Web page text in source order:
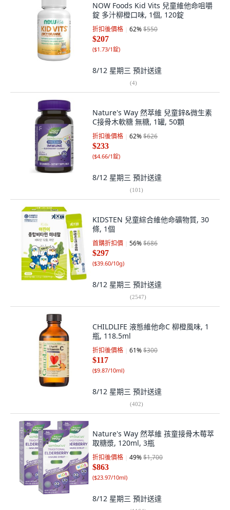
NOW Foods Kid Vits 兒童維他命咀嚼
錠 多汁柳橙口味, 1個, 120錠
折扣後價格 62%$550
$207
($1.73/1錠)
8/12 星期三 預計送達
(4)
Nature's Way 然萃維 兒童鋅&微生素
C接骨木軟糖 無糖, 1罐, 50顆
折扣後價格 62%$626
$233
($4.66/1錠)
8/12 星期三 預計送達
(101)
KIDSTEN 兒童綜合維他命礦物質, 30
條, 1個
首購折扣價 56%$686
$297
($39.60/10g)
8/12 星期三 預計送達
(2547)
CHILDLIFE 液態維他命C 柳橙風味, 1
瓶, 118.5ml
折扣後價格 61%$300
$117
($9.87/10ml)
8/12 星期三 預計送達
(402)
Nature's Way 然萃維 孩童接骨木莓萃
取糖漿, 120ml, 3瓶
折扣後價格 49%$1,700
$863
($23.97/10ml)
8/12 星期三 預計送達